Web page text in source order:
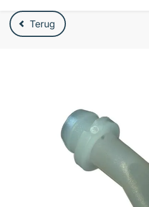
Verder naar product beschrijving
Terug